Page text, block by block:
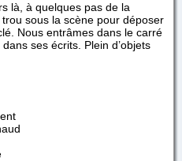
là, à quelques pas de la
sous la scène pour déposer
Nous entrâmes dans le carré
ses écrits. Plein d’objets